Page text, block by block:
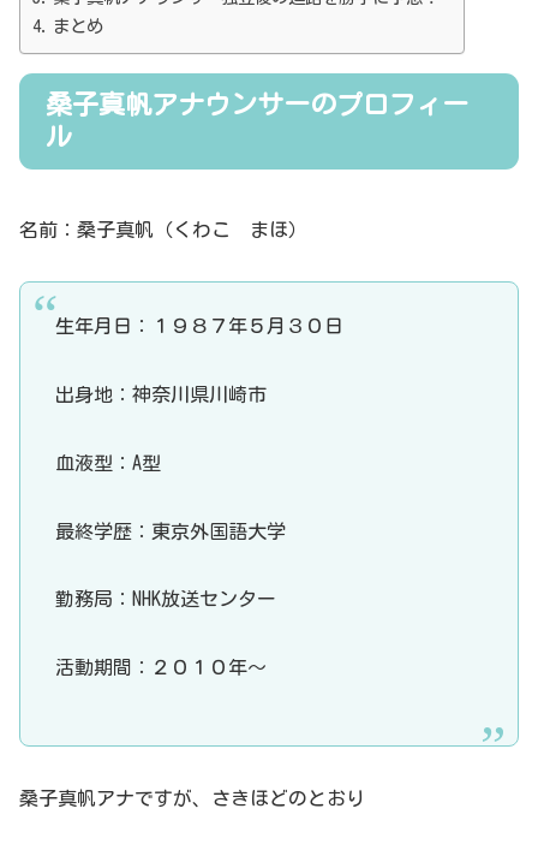
まとめ
桑子真帆アナウンサーのプロフィー
ル
名前：桑子真帆（くわこ まほ）
生年月日：１９８７年５月３０日
出身地：神奈川県川崎市
血液型：A型
最終学歴：東京外国語大学
勤務局：NHK放送センター
活動期間：２０１０年～
桑子真帆アナですが、さきほどのとおり